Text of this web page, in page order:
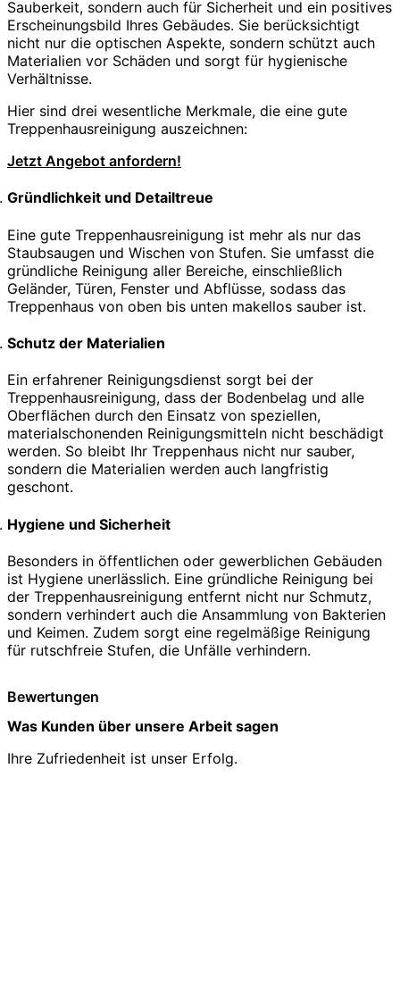
Sauberkeit, sondern auch für Sicherheit und ein positives
Erscheinungsbild Ihres Gebäudes. Sie berücksichtigt
nicht nur die optischen Aspekte, sondern schützt auch
Materialien vor Schäden und sorgt für hygienische
Verhältnisse.
Hier sind drei wesentliche Merkmale, die eine gute
Treppenhausreinigung auszeichnen:
Jetzt Angebot anfordern!
Gründlichkeit und Detailtreue
Eine gute Treppenhausreinigung ist mehr als nur das
Staubsaugen und Wischen von Stufen. Sie umfasst die
gründliche Reinigung aller Bereiche, einschließlich
Geländer, Türen, Fenster und Abflüsse, sodass das
Treppenhaus von oben bis unten makellos sauber ist.
Schutz der Materialien
Ein erfahrener Reinigungsdienst sorgt bei der
Treppenhausreinigung, dass der Bodenbelag und alle
Oberflächen durch den Einsatz von speziellen,
materialschonenden Reinigungsmitteln nicht beschädigt
werden. So bleibt Ihr Treppenhaus nicht nur sauber,
sondern die Materialien werden auch langfristig
geschont.
Hygiene und Sicherheit
Besonders in öffentlichen oder gewerblichen Gebäuden
ist Hygiene unerlässlich. Eine gründliche Reinigung bei
der Treppenhausreinigung entfernt nicht nur Schmutz,
sondern verhindert auch die Ansammlung von Bakterien
und Keimen. Zudem sorgt eine regelmäßige Reinigung
für rutschfreie Stufen, die Unfälle verhindern.
Bewertungen
Was Kunden über unsere Arbeit sagen
Ihre Zufriedenheit ist unser Erfolg.